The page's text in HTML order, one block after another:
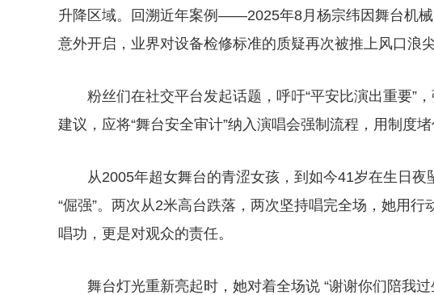
升降区域。回溯近年案例——2025年8月杨宗纬因舞台机
意外开启，业界对设备检修标准的质疑再次被推上风口浪尖
粉丝们在社交平台发起话题，呼吁“平安比演出重要”
建议，应将“舞台安全审计”纳入演唱会强制流程，用制度堵
从2005年超女舞台的青涩女孩，到如今41岁在生日
“倔强”。两次从2米高台跌落，两次坚持唱完全场，她用
唱功，更是对观众的责任。
舞台灯光重新亮起时，她对着全场说 “谢谢你们陪我